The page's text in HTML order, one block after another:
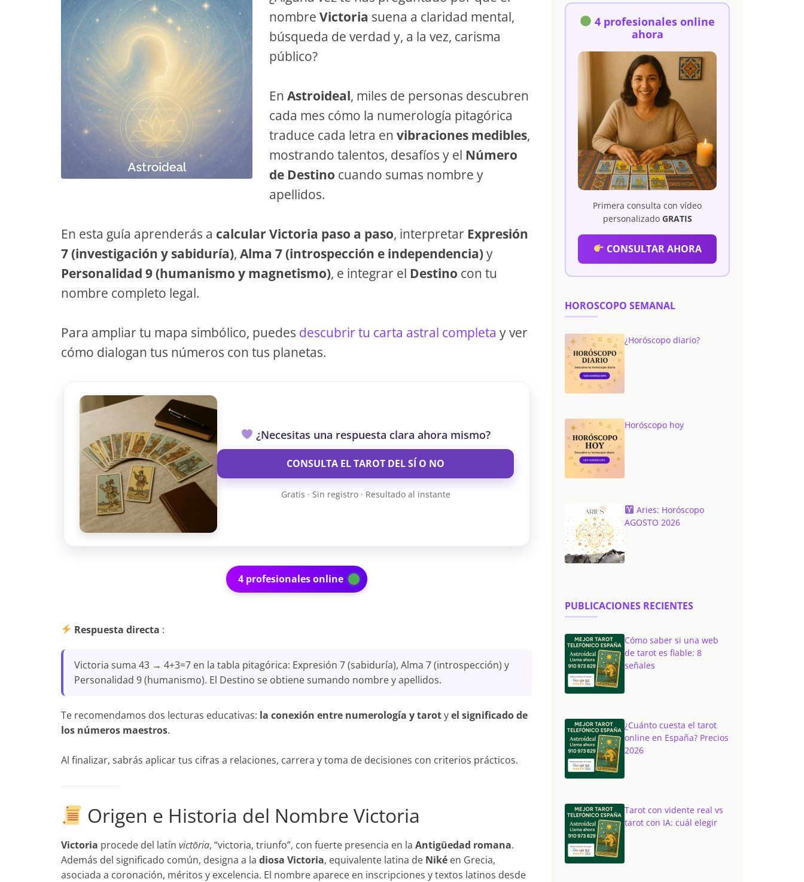
nombre Victoria suena a claridad mental,
búsqueda de verdad y, a la vez, carisma
público?
En Astroideal, miles de personas descubren
cada mes cómo la numerología pitagórica
traduce cada letra en vibraciones medibles,
mostrando talentos, desafíos y el Número
de Destino cuando sumas nombre y
apellidos.
En esta guía aprenderás a calcular Victoria paso a paso, interpretar Expresión
7 (investigación y sabiduría), Alma 7 (introspección e independencia)y
Personalidad 9 (humanismo y magnetismo), e integrar el Destino con tu
nombre completo legal.
Para ampliar tu mapa simbólico, puedes descubrir tu carta astral completa y ver
cómo dialogan tus números con tus planetas.
¿Necesitas una respuesta clara ahora mismo?
CONSULTA EL TAROT DEL SÍ O NO
Gratis · Sin registro · Resultado al instante
4 profesionales online
Respuesta directa :
Victoria suma 43 → 4+3=7 en la tabla pitagórica: Expresión 7 (sabiduría), Alma 7 (introspección) y
Personalidad 9 (humanismo). El Destino se obtiene sumando nombre y apellidos.
Te recomendamos dos lecturas educativas: la conexión entre numerología y tarotyel significado de
los números maestros.
Al finalizar, sabrás aplicar tus cifras a relaciones, carrera y toma de decisiones con criterios prácticos.
Origen e Historia del Nombre Victoria
Victoria procede del latín victōria, “victoria, triunfo”, con fuerte presencia en la Antigüedad romana.
Además del significado común, designa a la diosa Victoria, equivalente latina de Niké en Grecia,
asociada a coronación, méritos y excelencia. El nombre aparece en inscripciones y textos latinos desde
4 profesionales online
ahora
Primera consulta con vídeo
personalizado GRATIS
CONSULTAR AHORA
HOROSCOPO SEMANAL
¿Horóscopo diario?
Horóscopo hoy
Aries: Horóscopo
AGOSTO 2026
PUBLICACIONES RECIENTES
Cómo saber si una web
de tarot es fiable: 8
señales
¿Cuánto cuesta el tarot
online en España? Precios
2026
Tarot con vidente real vs
tarot con IA: cuál elegir
TAROT GRATIS
CONSIGUE TUS 5 MINUTOS
✓ Sin cargos automáticos. El chat se detiene al finalizar el crédito